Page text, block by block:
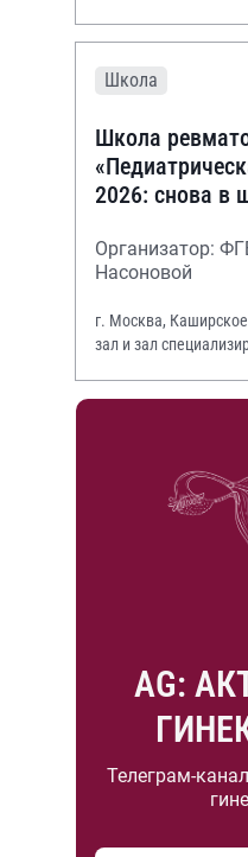
Школа
Школа
2026: снова в
Организатор:
Насоновой
г. Москва,
зал и зал
AG:
Телеграм-